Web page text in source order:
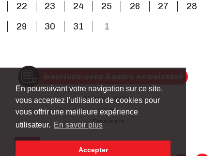
En poursuivant votre navigation sur ce site,
vous acceptez l'utilisation de cookies pour
vous offrir une meilleure expérience
utilisateur. En savoir plus
Accepter
22
23 24 25 26 27
28
29
30 31 1
Mentions Légales
Crédits
Espace pro